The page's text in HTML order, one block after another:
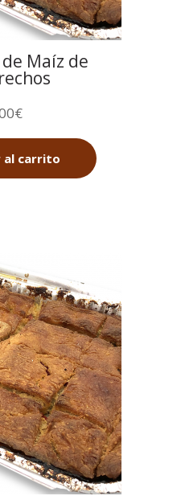
Maíz de
€
al carrito